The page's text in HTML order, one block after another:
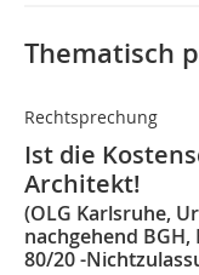
Thematisch
Rechtsprechung
Ist die
Architekt!
(OLG Karlsruhe,
nachgehend BGH,
80/20 -